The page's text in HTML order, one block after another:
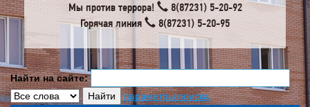
Мы против террора!
8(87231) 5-20-92
Горячая линия
8(87231) 5-20-95
Найти на сайте:
параметры поиска